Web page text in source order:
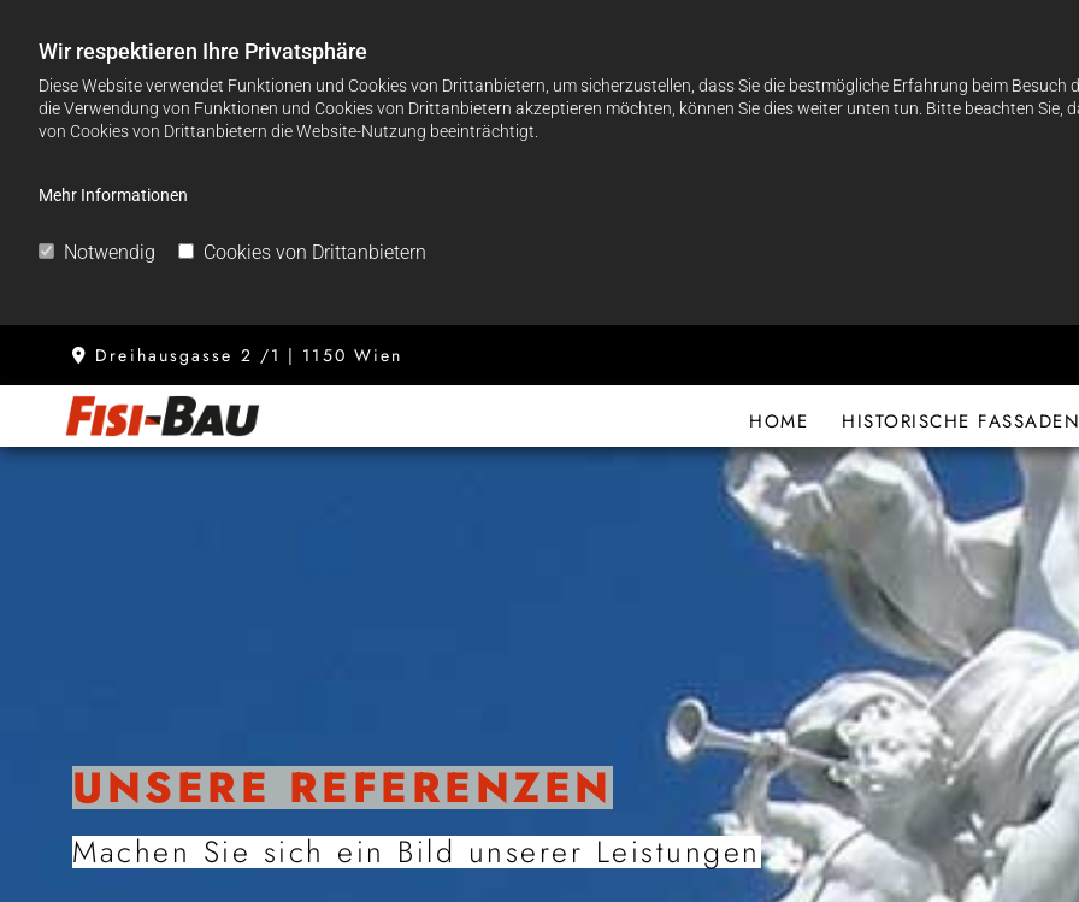
Wir respektieren Ihre Privatsphäre
Diese Website verwendet Funktionen und Cookies von Drittanbietern, um sicherzustellen, dass Sie die bestmögliche Erfahrung beim Besuch
die Verwendung von Funktionen und Cookies von Drittanbietern akzeptieren möchten, können Sie dies weiter unten tun. Bitte beachten Sie,
von Cookies von Drittanbietern die Website-Nutzung beeinträchtigt.
Mehr Informationen
Notwendig Cookies von Drittanbietern
 Dreihausgasse 2 /1 | 1150 Wien
HOME HISTORISCHE FASSADEN
UNSERE REFERENZEN
Machen Sie sich ein Bild unserer Leistungen